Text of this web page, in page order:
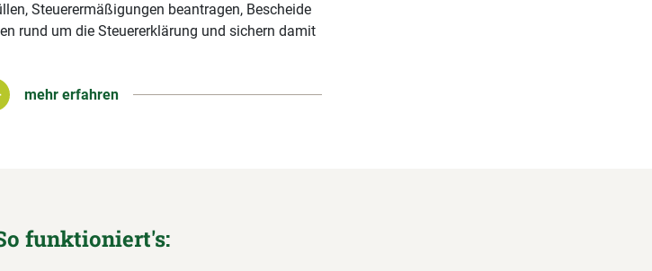
Steuerermäßigungen beantragen, Bescheide
rund um die Steuererklärung und sichern damit
erfahren
mehr erfahren
funktioniert's: